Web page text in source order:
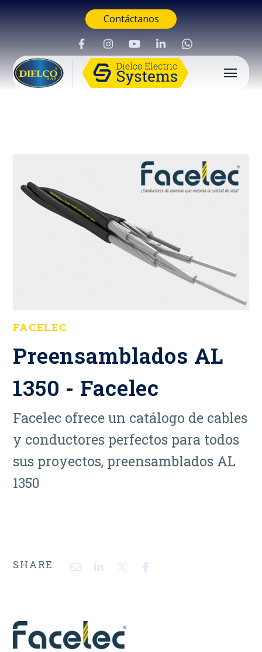
Contáctanos
FACELEC
Preensamblados AL
1350 - Facelec
Facelec ofrece un catálogo de cables
y conductores perfectos para todos
sus proyectos, preensamblados AL
1350
SHARE